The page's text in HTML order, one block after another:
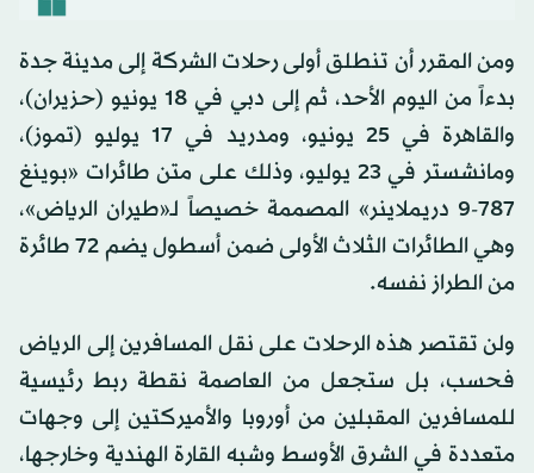
ومن المقرر أن تنطلق أولى رحلات الشركة إلى مدينة جدة
بدءاً من اليوم الأحد، ثم إلى دبي في 18 يونيو (حزيران)،
والقاهرة في 25 يونيو، ومدريد في 17 يوليو (تموز)،
ومانشستر في 23 يوليو، وذلك على متن طائرات «بوينغ
787-9 دريملاينر» المصممة خصيصاً لـ«طيران الرياض»،
وهي الطائرات الثلاث الأولى ضمن أسطول يضم 72 طائرة
من الطراز نفسه.
ولن تقتصر هذه الرحلات على نقل المسافرين إلى الرياض
فحسب، بل ستجعل من العاصمة نقطة ربط رئيسية
للمسافرين المقبلين من أوروبا والأميركتين إلى وجهات
متعددة في الشرق الأوسط وشبه القارة الهندية وخارجها،